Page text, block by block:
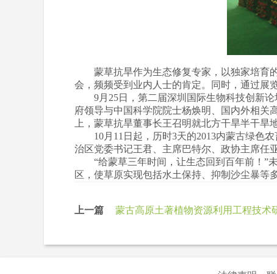
蒙草抗旱作为生态修复专家，以独家培育的
会，频频受到业内人士的肯定。同时，通过展
9月25日，第二届深圳国际生物科技创新论
府领导与中国科学院院士杨焕明、国内外相关
上，蒙草抗旱董事长王召明就北方干旱半干
10月11日起，历时3天的2013内蒙古绿色农
治区党委书记王君、主席巴特尔、政协主席任
“给蒙草三年时间，让生态回到百年前！”未
区，使草原实现包括水土保持、抑制沙尘暴
上一篇 蒙古高原土著植物资源利用工程技术